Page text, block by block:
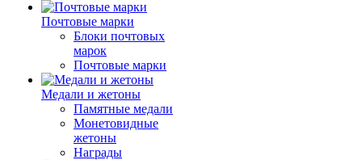
Почтовые марки
Блоки почтовых
марок
Почтовые марки
Медали и жетоны
Памятные медали
Монетовидные
жетоны
Награды